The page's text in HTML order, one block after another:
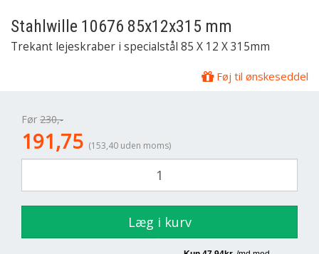
Stahlwille 10676 85x12x315 mm
Trekant lejeskraber i specialstål 85 X 12 X 315mm
Føj til ønskeseddel
Før 230,-
191,75 (153,40 uden moms)
Læg i kurv